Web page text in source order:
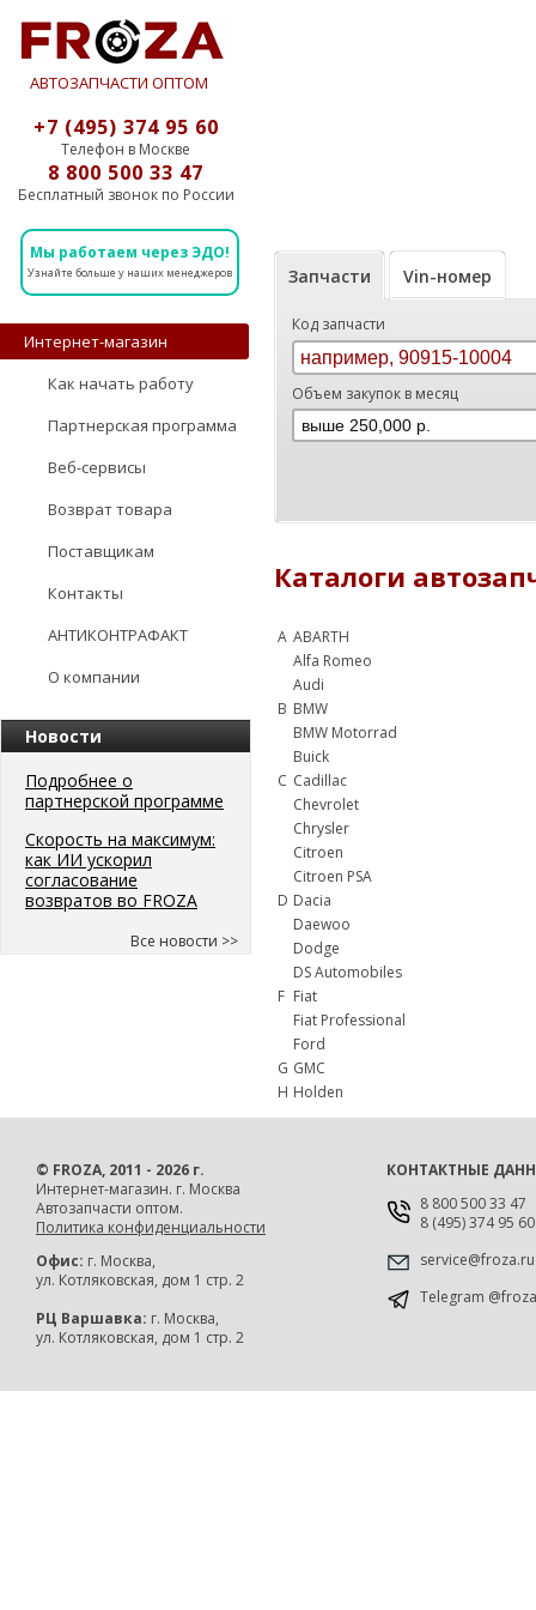
АВТОЗАПЧАСТИ ОПТОМ
+7 (495) 374 95 60
Телефон в Москве
8 800 500 33 47
Бесплатный звонок по России
Мы работаем через ЭДО!
Узнайте больше у наших менеджеров
Интернет-магазин
Как начать работу
Партнерская программа
Веб-сервисы
Возврат товара
Поставщикам
Контакты
АНТИКОНТРАФАКТ
О компании
Новости
Подробнее о
партнерской программе
Скорость на максимум:
как ИИ ускорил
согласование
возвратов во FROZA
Все новости >>
Запчасти Vin-номер
Код запчасти
Объем закупок в месяц
Каталоги
A ABARTH
Alfa Romeo
Audi
B BMW
BMW Motorrad
Buick
C Cadillac
Chevrolet
Chrysler
Citroen
Citroen PSA
D Dacia
Daewoo
Dodge
DS Automobiles
F Fiat
Fiat Professional
Ford
G GMC
H Holden
© FROZA, 2011 - 2026 г.
Интернет-магазин. г. Москва
Автозапчасти оптом.
Политика конфиденциальности
Офис: г. Москва,
ул. Котляковская, дом 1 стр. 2
РЦ Варшавка: г. Москва,
ул. Котляковская, дом 1 стр. 2
КОНТАКТНЫЕ
8 800 500 33 47
8 (495) 374 95 60
service@froza.ru
Telegram